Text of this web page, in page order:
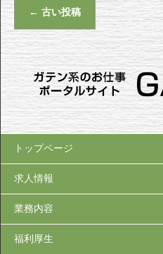
← 古い投稿
トップページ
求人情報
業務内容
福利厚生